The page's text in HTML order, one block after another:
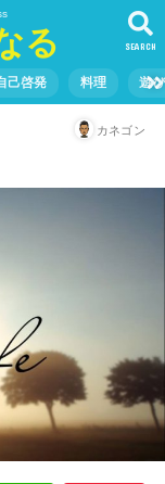
る SEARCH
己啓発 料理 遊
カネゴン